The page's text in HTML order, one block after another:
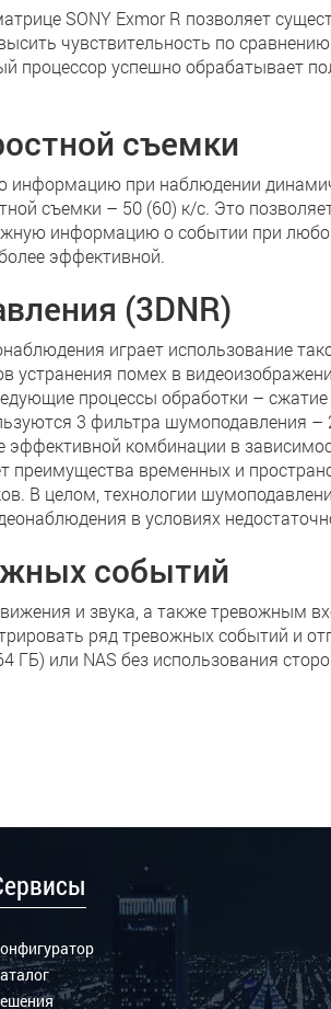
SONY Exmor R позволяет
чувствительность по
успешно обрабатывает
съемки
информацию при наблюдении
съемки – 50 (60) к/с. Это
информацию о событии при
эффективной.
(3DNR)
играет использование
устранения помех в
процессы обработки –
3 фильтра шумоподавления –
комбинации в
преимущества временных и
В целом, технологии
в условиях
событий
и звука, а также тревожным
ряд тревожных событий и
ГБ) или NAS без использования